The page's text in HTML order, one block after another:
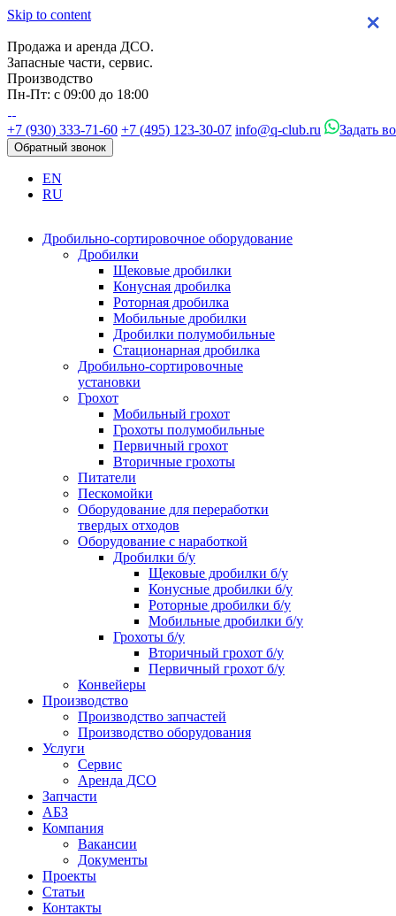
Skip to content
Продажа и аренда ДСО.
Запасные части, сервис.
Производство
Пн-Пт: с 09:00 до 18:00
+7 (930) 333-71-60 +7 (495) 123-30-07 info@q-club.ru Задать
Обратный звонок
EN
RU
Дробильно-сортировочное оборудование
Дробилки
Щековые дробилки
Конусная дробилка
Роторная дробилка
Мобильные дробилки
Дробилки полумобильные
Стационарная дробилка
Дробильно-сортировочные
установки
Грохот
Мобильный грохот
Грохоты полумобильные
Первичный грохот
Вторичные грохоты
Питатели
Пескомойки
Оборудование для переработки
твердых отходов
Оборудование с наработкой
Дробилки б/у
Щековые дробилки б/у
Конусные дробилки б/у
Роторные дробилки б/у
Мобильные дробилки б/у
Грохоты б/у
Вторичный грохот б/у
Первичный грохот б/у
Конвейеры
Производство
Производство запчастей
Производство оборудования
Услуги
Сервис
Аренда ДСО
Запчасти
АБЗ
Компания
Вакансии
Документы
Проекты
Статьи
Контакты
×
×
×
×